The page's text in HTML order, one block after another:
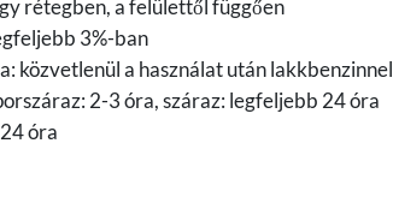
rétegben, a felülettől függően
3%-ban
közvetlenül a használat után lakkbenzinnel
2-3 óra, száraz: legfeljebb 24 óra
óra